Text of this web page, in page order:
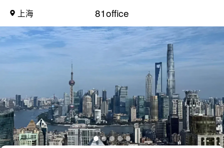
上海 81office